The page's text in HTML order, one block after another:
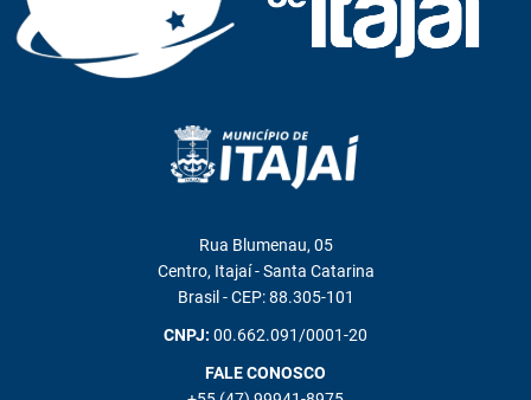
Rua Blumenau, 05
Centro, Itajaí - Santa Catarina
Brasil - CEP: 88.305-101
CNPJ: 00.662.091/0001-20
FALE CONOSCO